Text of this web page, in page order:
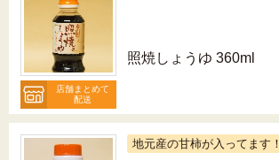
店舗まとめて
配送
照焼しょうゆ 360ml
地元産の甘柿が入ってます！